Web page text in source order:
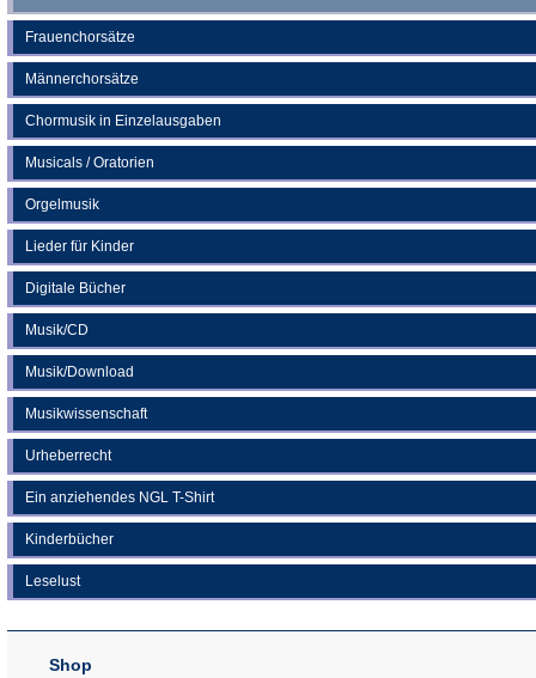
Frauenchorsätze
Männerchorsätze
Chormusik in Einzelausgaben
Musicals / Oratorien
Orgelmusik
Lieder für Kinder
Digitale Bücher
Musik/CD
Musik/Download
Musikwissenschaft
Urheberrecht
Ein anziehendes NGL T-Shirt
Kinderbücher
Leselust
Shop